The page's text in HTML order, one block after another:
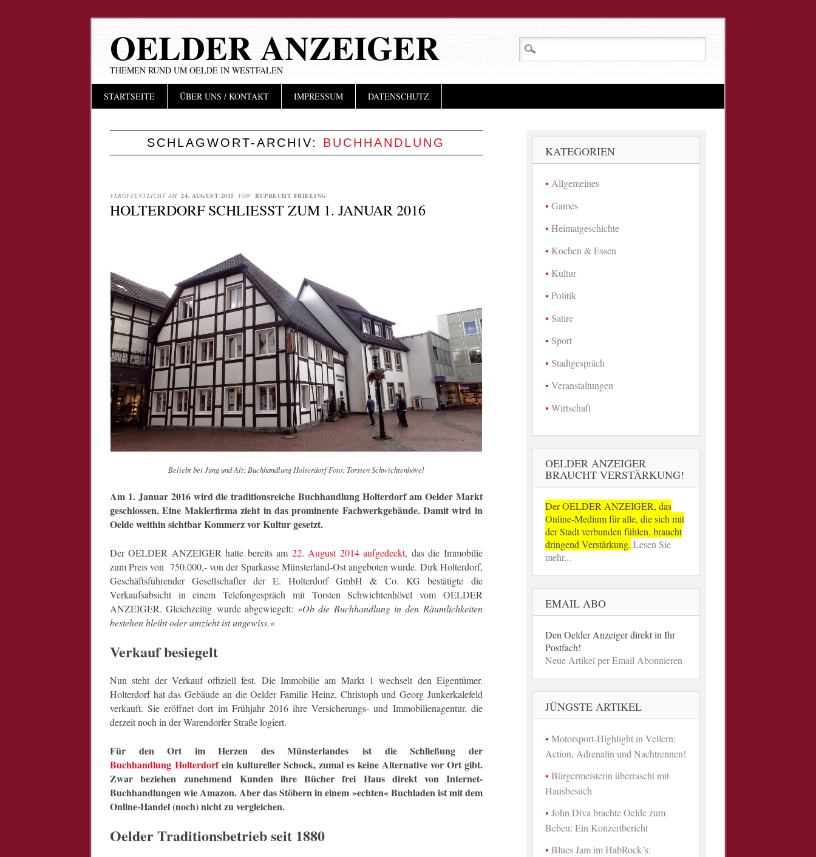
OELDER ANZEIGER
THEMEN RUND UM OELDE IN WESTFALEN
Hauptmenü
InhaltSTARTSEITE ÜBER UNS / KONTAKT IMPRESSUM DATENSCHUTZ
SCHLAGWORT-ARCHIV: BUCHHANDLUNG
VERÖFFENTLICHT AM 24. AUGUST 2015 VON RUPRECHT FRIELING
HOLTERDORF SCHLIESST ZUM 1. JANUAR 2016
Beliebt bei Jung und Alt: Buchhandlung Holterdorf Foto: Torsten Schwichtenhövel
Am 1. Januar 2016 wird die traditionsreiche Buchhandlung Holterdorf am Oelder Markt
geschlossen. Eine Maklerfirma zieht in das prominente Fachwerkgebäude. Damit wird in
Oelde weithin sichtbar Kommerz vor Kultur gesetzt.
Der OELDER ANZEIGER hatte bereits am 22. August 2014 aufgedeckt, das die Immobilie
zum Preis von 750.000,- von der Sparkasse Münsterland-Ost angeboten wurde. Dirk Holterdorf,
Geschäftsführender Gesellschafter der E. Holterdorf GmbH & Co. KG bestätigte die
Verkaufsabsicht in einem Telefongespräch mit Torsten Schwichtenhövel vom OELDER
ANZEIGER. Gleichzeitig wurde abgewiegelt: »Ob die Buchhandlung in den Räumlichkeiten
bestehen bleibt oder umzieht ist ungewiss.«
Verkauf besiegelt
Nun steht der Verkauf offiziell fest. Die Immobilie am Markt 1 wechselt den Eigentümer.
Holterdorf hat das Gebäude an die Oelder Familie Heinz, Christoph und Georg Junkerkalefeld
verkauft. Sie eröffnet dort im Frühjahr 2016 ihre Versicherungs- und Immobilienagentur, die
derzeit noch in der Warendorfer Straße logiert.
Für den Ort im Herzen des Münsterlandes ist die Schließung der
Buchhandlung Holterdorfein kultureller Schock, zumal es keine Alternative vor Ort gibt.
Zwar beziehen zunehmend Kunden ihre Bücher frei Haus direkt von Internet-
Buchhandlungen wie Amazon. Aber das Stöbern in einem »echten« Buchladen ist mit dem
Online-Handel (noch) nicht zu vergleichen.
Oelder Traditionsbetrieb seit 1880
KATEGORIEN
Allgemeines
Games
Heimatgeschichte
Kochen & Essen
Kultur
Politik
Satire
Sport
Stadtgespräch
Veranstaltungen
Wirtschaft
OELDER ANZEIGER
BRAUCHT VERSTÄRKUNG!
Der OELDER ANZEIGER, das
Online-Medium für alle, die sich mit
der Stadt verbunden fühlen, braucht
dringend Verstärkung. Lesen Sie
mehr...
EMAIL ABO
Den Oelder Anzeiger direkt in Ihr
Postfach!
Neue Artikel per Email Abonnieren
JÜNGSTE ARTIKEL
Motorsport-Highlight in Vellern:
Action, Adrenalin und Nachtrennen!
Bürgermeisterin überrascht mit
Hausbesuch
John Diva brachte Oelde zum
Beben: Ein Konzertbericht
Blues Jam im HabRock´s: